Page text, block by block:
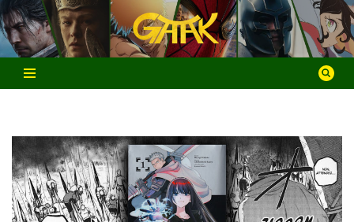
Aller
au
contenu